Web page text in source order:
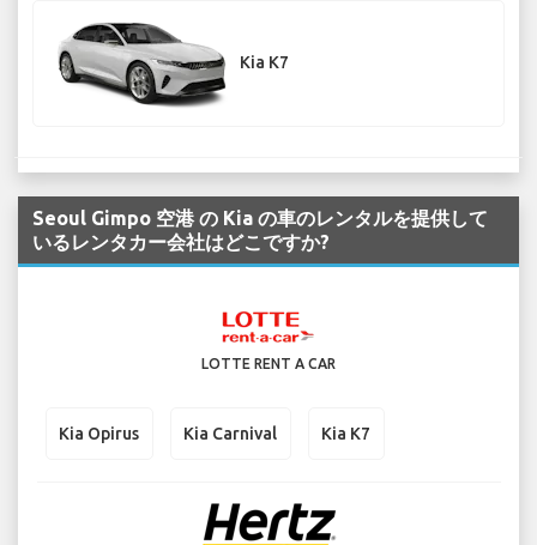
Kia K7
Seoul Gimpo 空港 の Kia の車のレンタルを提供して
いるレンタカー会社はどこですか?
LOTTE RENT A CAR
Kia Opirus Kia Carnival Kia K7